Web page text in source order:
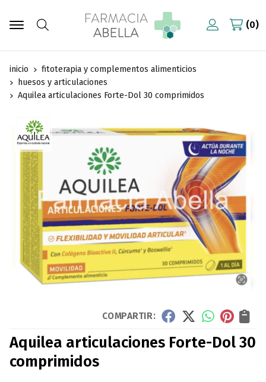
Buscar
0
inicio
fitoterapia y complementos alimenticios
huesos y articulaciones
Aquilea articulaciones Forte-Dol 30 comprimidos
COMPARTIR:
Aquilea articulaciones Forte-Dol 30
comprimidos